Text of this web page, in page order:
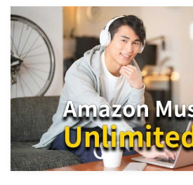
AdobeCC｜續約優惠？
AdobeCC｜企業版
Photoshop價格
Illustrator價格
Premiere價格
Acrobat Pro價格
Photoshop Photoshop教學